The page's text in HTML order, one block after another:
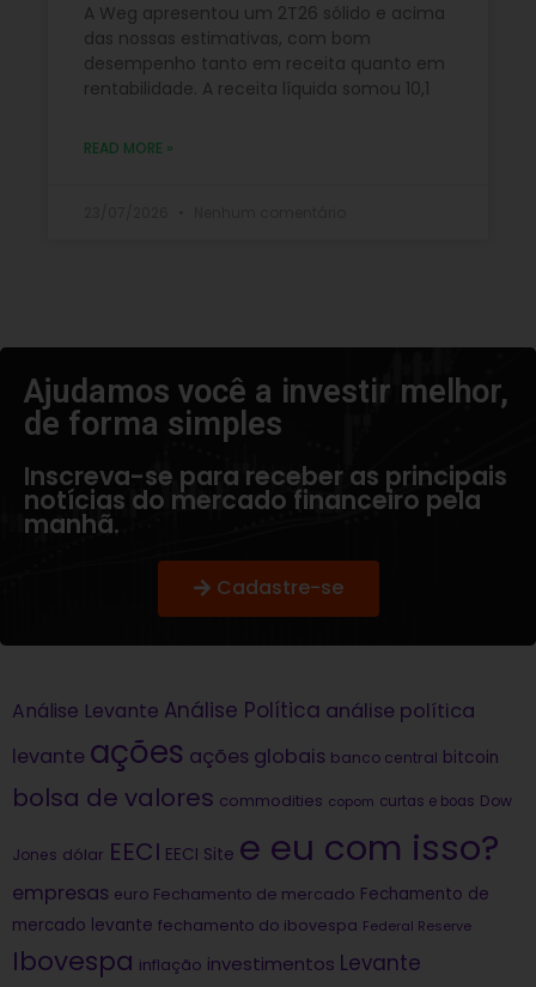
A Weg apresentou um 2T26 sólido e acima
das nossas estimativas, com bom
desempenho tanto em receita quanto em
rentabilidade. A receita líquida somou 10,1
READ MORE »
Ajudamos você a investir melhor,
de forma simples​
Inscreva-se para receber as principais
notícias do mercado financeiro pela
manhã.
Cadastre-se
Análise Levante Análise Política análise política
levante ações ações globais banco central bitcoin
bolsa de valores commodities copom curtas e boas Dow
Jones dólar EECI EECI Site e eu com isso?
empresas euro Fechamento de mercado Fechamento de
mercado levante fechamento do ibovespa Federal Reserve
Ibovespa inflação investimentos Levante